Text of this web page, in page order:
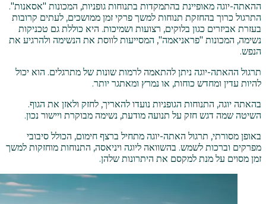
ההאתה-יוגה מאופיינת בהתמקדות בתנוחות גופניות, המכונות "אסאנות".
התרגול כרוך בהחזקת תנוחות למשך פרקי זמן ממושכים, לעתים קרובות
בעזרת אביזרים כגון בלוקים, רצועות ושמיכות. היא כוללת גם טכניקות
נשימה, המכונות "פראניאמה", המסייעות לווסת את הנשימה ולהרגיע את
הנפש.
תרגול ההאתה-יוגה ניתן להתאמה לרמות שונות של מתרגלים. הוא יכול
להיות עדין ומחדש כוחות, או נמרץ ומאתגר יותר.
בהאתה יוגה, התנוחות הגופניות נועדו להאריך, לחזק ולאזן את הגוף.
השיטה שמה דגש חזק על תנועה מודעת, נשימה מבוקרת ויישור נכון.
באופן מסורתי, תרגול האתה-יוגה מתחיל ברצף חימום, הכולל סיבובי
מפרקים וברכות לשמש. בהשוואה ליוגה ויניאסה, התנוחות מוחזקות למשך
זמן מסוים על מנת למקסם את היתרונות שלהן.